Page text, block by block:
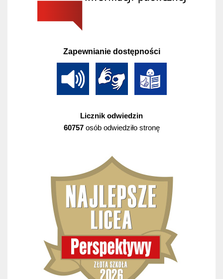
Zapewnianie dostępności
Licznik odwiedzin
60757osób odwiedziło stronę